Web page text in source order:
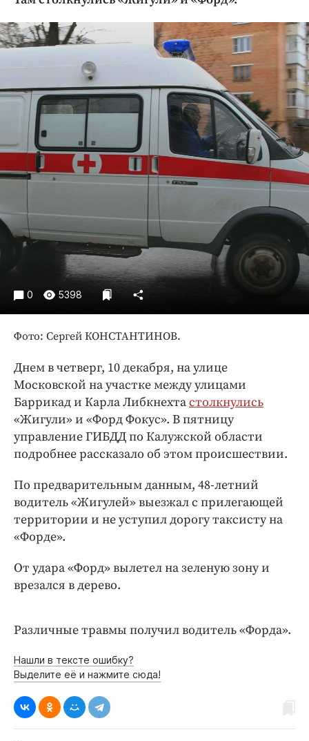
Криминал
Культура
Недвижимость и ЖКХ
Образование
Общество
Погода
Праздники
Происшествия
Спорт
Блоги
Издания
Медиаперсона
Интересное чтиво
Клиника года
Работодатель года
0 5398
Фото: Сергей КОНСТАНТИНОВ.
Днем в четверг, 10 декабря, на улице
Московской на участке между улицами
Баррикад и Карла Либкнехтастолкнулись
«Жигули» и «Форд Фокус». В пятницу
управление ГИБДД по Калужской области
подробнее рассказало об этом происшествии.
По предварительным данным, 48-летний
водитель «Жигулей» выезжал с прилегающей
территории и не уступил дорогу таксисту на
«Форде».
От удара «Форд» вылетел на зеленую зону и
врезался в дерево.
Различные травмы получил водитель «Форда».
Нашли в тексте ошибку?
Выделите её и нажмите сюда!